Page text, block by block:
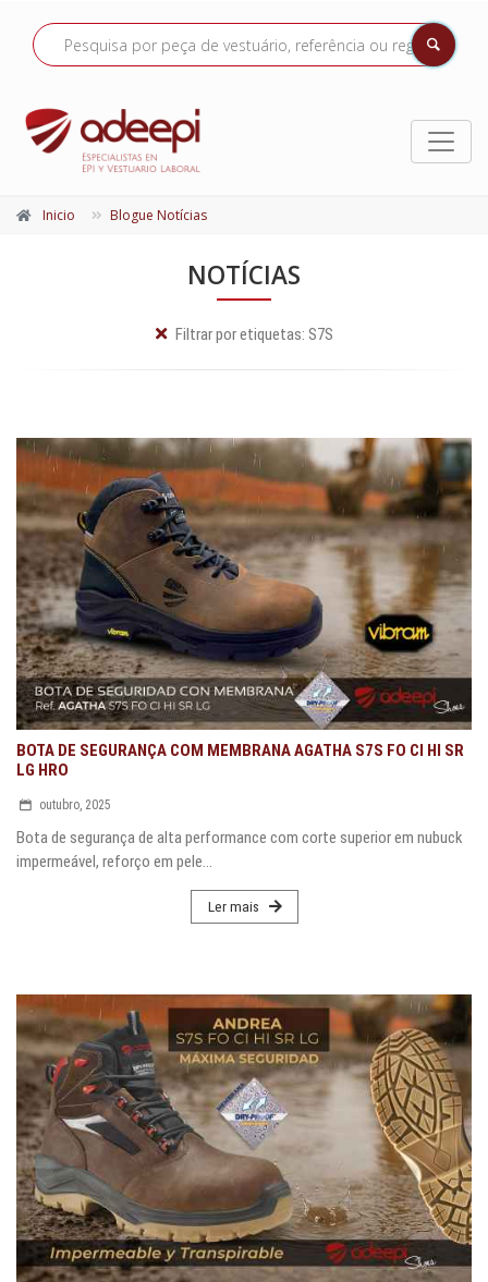
Inicio Blogue Notícias
NOTÍCIAS
Filtrar por etiquetas: S7S
BOTA DE SEGURANÇA COM MEMBRANA AGATHA S7S FO CI HI SR
LG HRO
outubro, 2025
Bota de segurança de alta performance com corte superior em nubuck
impermeável, reforço em pele...
Ler mais